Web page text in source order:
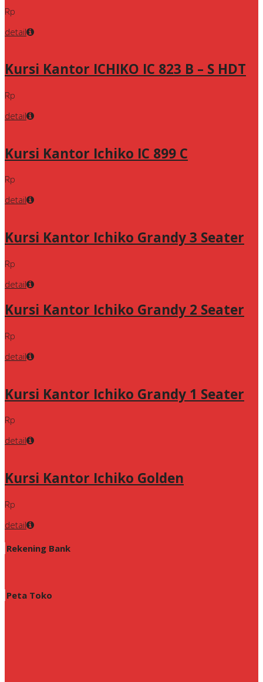
Rp
detail
Kursi Kantor ICHIKO IC 823 B – S HDT
Rp
detail
Kursi Kantor Ichiko IC 899 C
Rp
detail
Kursi Kantor Ichiko Grandy 3 Seater
Rp
detail
Kursi Kantor Ichiko Grandy 2 Seater
Rp
detail
Kursi Kantor Ichiko Grandy 1 Seater
Rp
detail
Kursi Kantor Ichiko Golden
Rp
detail
Rekening Bank
Peta Toko